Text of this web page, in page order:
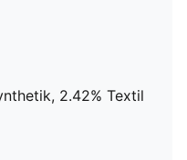
2.42% Textil